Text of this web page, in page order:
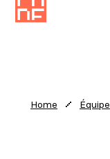
Home Équipe